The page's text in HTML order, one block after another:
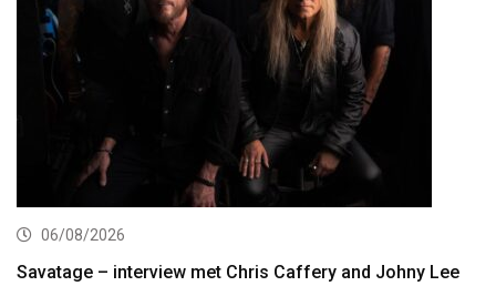
06/08/2026
Savatage – interview met Chris Caffery and Johny Lee